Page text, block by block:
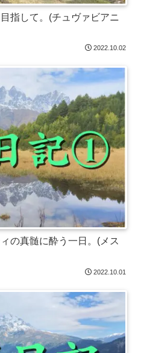
指して。(チュヴァビアニ
2022.10.02
の真髄に酔う一日。(メス
2022.10.01